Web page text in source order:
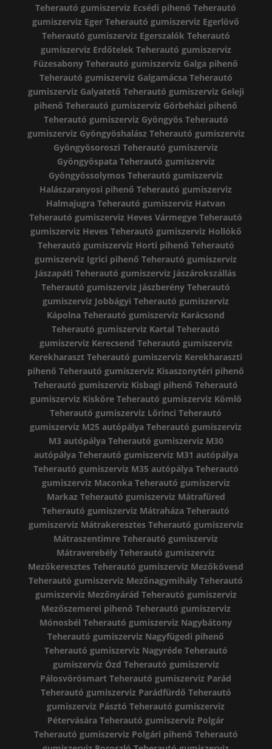
Teherautó gumiszerviz Ecsédi pihenő Teherautó
gumiszerviz Eger Teherautó gumiszerviz Egerlövő
Teherautó gumiszerviz Egerszalók Teherautó
gumiszerviz Erdőtelek Teherautó gumiszerviz
Füzesabony Teherautó gumiszerviz Galga pihenő
Teherautó gumiszerviz Galgamácsa Teherautó
gumiszerviz Galyatető Teherautó gumiszerviz Geleji
pihenő Teherautó gumiszerviz Görbeházi pihenő
Teherautó gumiszerviz Gyöngyös Teherautó
gumiszerviz Gyöngyöshalász Teherautó gumiszerviz
Gyöngyösoroszi Teherautó gumiszerviz
Gyöngyöspata Teherautó gumiszerviz
Gyöngyössolymos Teherautó gumiszerviz
Halászaranyosi pihenő Teherautó gumiszerviz
Halmajugra Teherautó gumiszerviz Hatvan
Teherautó gumiszerviz Heves Vármegye Teherautó
gumiszerviz Heves Teherautó gumiszerviz Hollókő
Teherautó gumiszerviz Horti pihenő Teherautó
gumiszerviz Igrici pihenő Teherautó gumiszerviz
Jászapáti Teherautó gumiszerviz Jászárokszállás
Teherautó gumiszerviz Jászberény Teherautó
gumiszerviz Jobbágyi Teherautó gumiszerviz
Kápolna Teherautó gumiszerviz Karácsond
Teherautó gumiszerviz Kartal Teherautó
gumiszerviz Kerecsend Teherautó gumiszerviz
Kerekharaszt Teherautó gumiszerviz Kerekharaszti
pihenő Teherautó gumiszerviz Kisaszonytéri pihenő
Teherautó gumiszerviz Kisbagi pihenő Teherautó
gumiszerviz Kisköre Teherautó gumiszerviz Kömlő
Teherautó gumiszerviz Lőrinci Teherautó
gumiszerviz M25 autópálya Teherautó gumiszerviz
M3 autópálya Teherautó gumiszerviz M30
autópálya Teherautó gumiszerviz M31 autópálya
Teherautó gumiszerviz M35 autópálya Teherautó
gumiszerviz Maconka Teherautó gumiszerviz
Markaz Teherautó gumiszerviz Mátrafüred
Teherautó gumiszerviz Mátraháza Teherautó
gumiszerviz Mátrakeresztes Teherautó gumiszerviz
Mátraszentimre Teherautó gumiszerviz
Mátraverebély Teherautó gumiszerviz
Mezőkeresztes Teherautó gumiszerviz Mezőkövesd
Teherautó gumiszerviz Mezőnagymihály Teherautó
gumiszerviz Mezőnyárád Teherautó gumiszerviz
Mezőszemerei pihenő Teherautó gumiszerviz
Mónosbél Teherautó gumiszerviz Nagybátony
Teherautó gumiszerviz Nagyfügedi pihenő
Teherautó gumiszerviz Nagyréde Teherautó
gumiszerviz Ózd Teherautó gumiszerviz
Pálosvörösmart Teherautó gumiszerviz Parád
Teherautó gumiszerviz Parádfürdő Teherautó
gumiszerviz Pásztó Teherautó gumiszerviz
Pétervására Teherautó gumiszerviz Polgár
Teherautó gumiszerviz Polgári pihenő Teherautó